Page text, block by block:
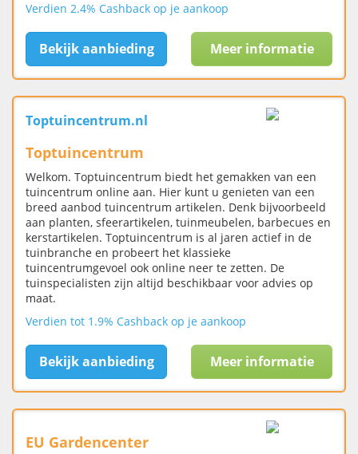
Verdien 2.4% Cashback op je aankoop
Bekijk aanbieding Meer informatie
Toptuincentrum.nl
Toptuincentrum
Welkom. Toptuincentrum biedt het gemakken van een
tuincentrum online aan. Hier kunt u genieten van een
breed aanbod tuincentrum artikelen. Denk bijvoorbeeld
aan planten, sfeerartikelen, tuinmeubelen, barbecues en
kerstartikelen. Toptuincentrum is al jaren actief in de
tuinbranche en probeert het klassieke
tuincentrumgevoel ook online neer te zetten. De
tuinspecialisten zijn altijd beschikbaar voor advies op
maat.
Verdien tot 1.9% Cashback op je aankoop
Bekijk aanbieding Meer informatie
EU Gardencenter